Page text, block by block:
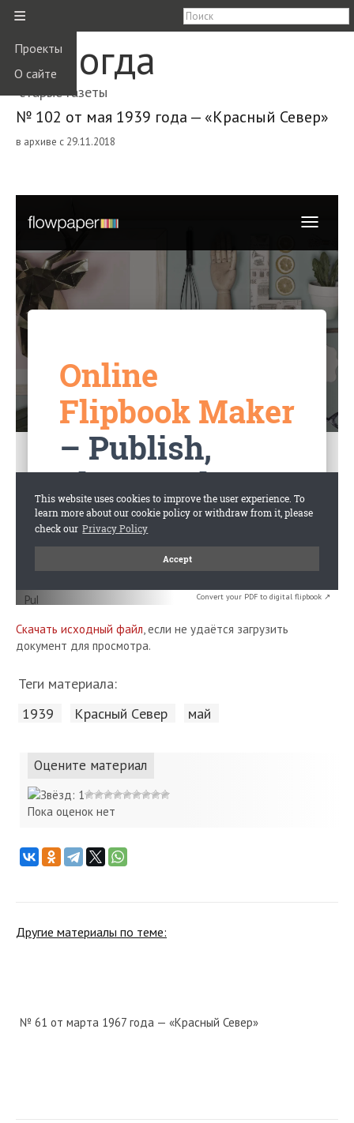
≡
Проекты
О сайте
Вологда
старые газеты
№ 102 от мая 1939 года — «Красный Север»
в архиве с 29.11.2018
Convert your PDF to digital flipbook ↗
Скачать исходный файл, если не удаётся загрузить
документ для просмотра.
Теги материала:
1939 Красный Cевер май
Оцените материал
Пока оценок нет
Другие материалы по теме:
№ 61 от марта 1967 года — «Красный Север»